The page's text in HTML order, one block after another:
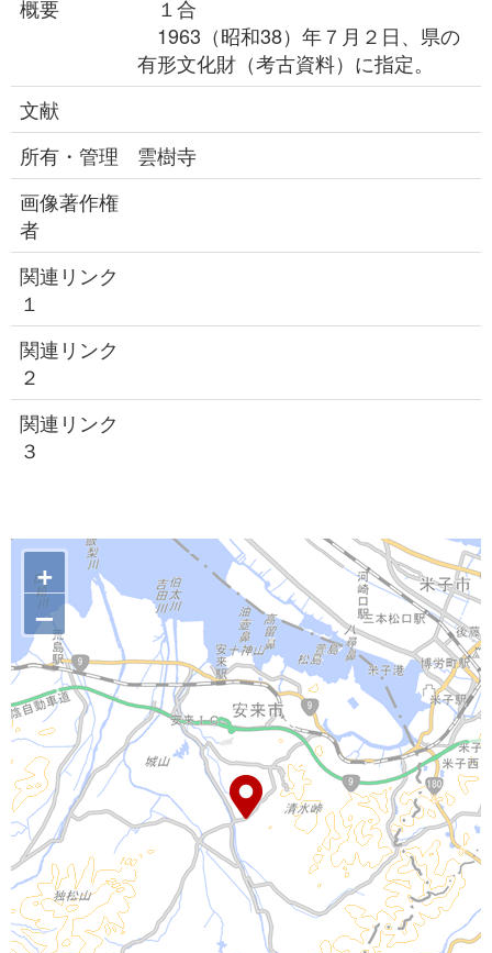
概要
１合
1963（昭和38）年７月２日、県の
有形文化財（考古資料）に指定。
文献
所有・管理
雲樹寺
画像著作権
者
関連リンク
１
関連リンク
２
関連リンク
３
+
–